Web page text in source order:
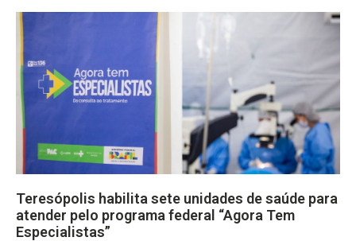
Teresópolis habilita sete unidades de saúde para
atender pelo programa federal “Agora Tem
Especialistas”